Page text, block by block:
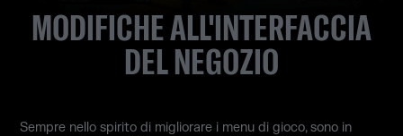
MODIFICHE ALL'INTERFACCIA
DEL NEGOZIO
Sempre nello spirito di migliorare i menu di gioco, sono in